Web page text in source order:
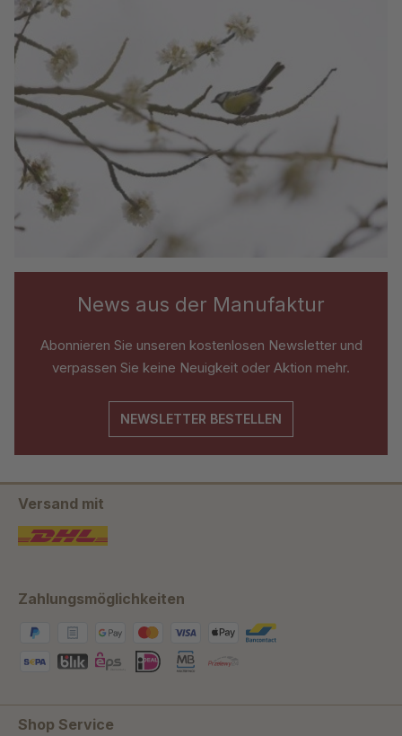
News aus der Manufaktur
Abonnieren Sie unseren kostenlosen Newsletter und
verpassen Sie keine Neuigkeit oder Aktion mehr.
NEWSLETTER BESTELLEN
Versand mit
Zahlungsmöglichkeiten
Shop Service